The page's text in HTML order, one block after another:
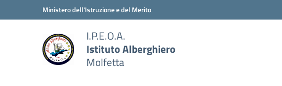
Vai ai contenuti
Vai al menu di navigazioneMinistero dell'Istruzione e del Merito
I.P.E.O.A.
Istituto Alberghiero
Molfetta